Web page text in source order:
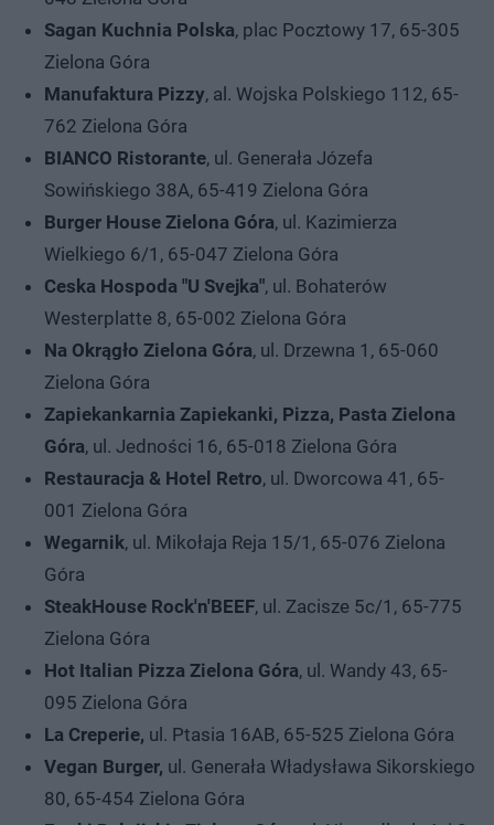
Sagan Kuchnia Polska, plac Pocztowy 17, 65-305
Zielona Góra
Manufaktura Pizzy, al. Wojska Polskiego 112, 65-
762 Zielona Góra
BIANCO Ristorante, ul. Generała Józefa
Sowińskiego 38A, 65-419 Zielona Góra
Burger House Zielona Góra, ul. Kazimierza
Wielkiego 6/1, 65-047 Zielona Góra
Ceska Hospoda "U Svejka", ul. Bohaterów
Westerplatte 8, 65-002 Zielona Góra
Na Okrągło Zielona Góra, ul. Drzewna 1, 65-060
Zielona Góra
Zapiekankarnia Zapiekanki, Pizza, Pasta Zielona
Góra, ul. Jedności 16, 65-018 Zielona Góra
Restauracja & Hotel Retro, ul. Dworcowa 41, 65-
001 Zielona Góra
Wegarnik, ul. Mikołaja Reja 15/1, 65-076 Zielona
Góra
SteakHouse Rock'n'BEEF, ul. Zacisze 5c/1, 65-775
Zielona Góra
Hot Italian Pizza Zielona Góra, ul. Wandy 43, 65-
095 Zielona Góra
La Creperie, ul. Ptasia 16AB, 65-525 Zielona Góra
Vegan Burger, ul. Generała Władysława Sikorskiego
80, 65-454 Zielona Góra